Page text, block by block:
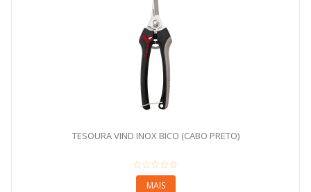
TESOURA VIND INOX BICO (CABO PRETO)
MAIS